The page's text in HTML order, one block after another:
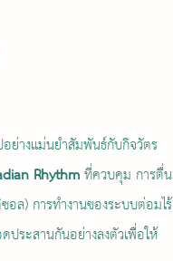
ย่างแม่นยำสัมพันธ์กับกิจวัตร
Rhythm ที่ควบคุม การตื่น
ล) การทำงานของระบบต่อมไร้
ระสานกันอย่างลงตัวเพื่อให้